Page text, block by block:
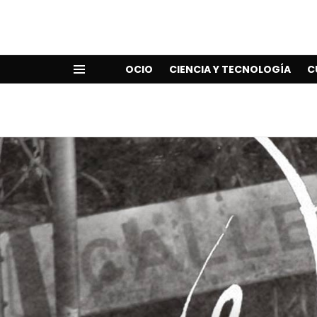
OCIO CIENCIA Y TECNOLOGÍA